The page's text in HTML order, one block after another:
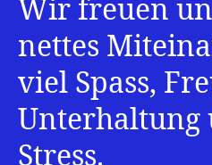
Wir freuen
nettes
viel Spass,
Unterhaltung
Stress.